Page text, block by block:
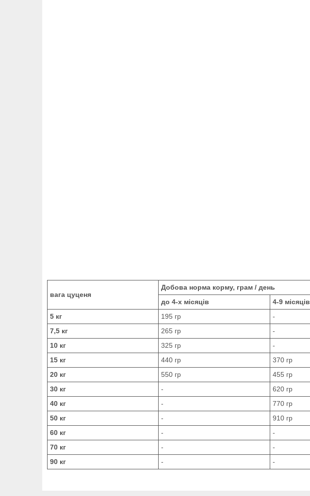
вага цуценя
Добова норма корму, грам / день
до 4-х місяців
4-9 місяців
5 кг
195 гр -
7,5 кг
265 гр -
10 кг
325 гр -
15 кг
440 гр 370 гр
20 кг
550 гр 455 гр
30 кг
- 620 гр
40 кг
- 770 гр
50 кг
- 910 гр
60 кг
- -
70 кг
- -
90 кг
- -